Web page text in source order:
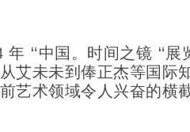
“中国。时间之镜 “
艾未未到俸正杰等国际
艺术领域令人兴奋的横截